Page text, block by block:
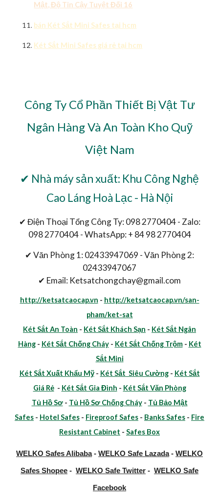
Mật, Độ Tin Cậy Tuyệt Đối 16
bán Két Sắt Mini Safes tại hcm
Két Sắt Mini Safes giá rẻ tại hcm
Công Ty Cổ Phần Thiết Bị Vật Tư
Ngân Hàng Và An Toàn Kho Quỹ
Việt Nam
✔ Nhà máy sản xuất: Khu Công Nghệ
Cao Láng Hoà Lạc - Hà Nội
✔ Điện Thoại Tổng Công Ty: 098 2770404 - Zalo:
098 2770404 - WhatsApp: + 84 98 2770404
✔ Văn Phòng 1: 02433947069 - Văn Phòng 2:
02433947067
✔ Email: Ketsatchongchay@gmail.com
http://ketsatcaocap.vn - http://ketsatcaocap.vn/san-
pham/ket-sat
Két Sắt An Toàn - Két Sắt Khách Sạn - Két Sắt Ngân
Hàng- Két Sắt Chống Cháy- Két Sắt Chống Trộm- Két
Sắt Mini
Két Sắt Xuất Khẩu Mỹ- Két Sắt Siêu Cường- Két Sắt
Giá Rẻ- Két Sắt Gia Đình - Két Sắt Văn Phòng
Tủ Hồ Sơ- Tủ Hồ Sơ Chống Cháy- Tủ Bảo Mật
Safes - Hotel Safes - Fireproof Safes - Banks Safes - Fire
Resistant Cabinet - Safes Box
WELKO Safes Alibaba- WELKO Safe Lazada- WELKO
Safes Shopee - WELKO Safe Twitter - WELKO Safe
Facebook